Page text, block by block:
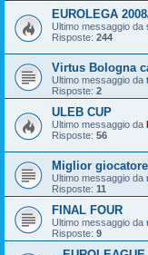
EUROLEGA
Ultimo messaggio da
Risposte: 244
Virtus Bologna
Ultimo messaggio da
Risposte: 2
ULEB CUP
Ultimo messaggio da
Risposte: 56
Miglior
Ultimo messaggio da
Risposte: 11
FINAL FOUR
Ultimo messaggio da
Risposte: 9